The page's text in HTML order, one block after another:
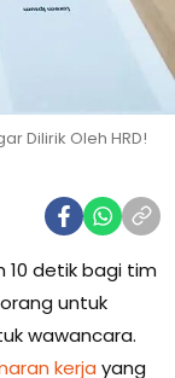
Dilirik Oleh HRD!
10 detik bagi tim
untuk
wawancara.
kerja yang